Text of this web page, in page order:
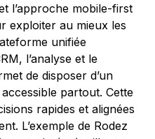
l’approche mobile-first
exploiter au mieux les
unifiée
l’analyse et le
de disposer d’un
partout. Cette
rapides et alignées
L’exemple de Rodez